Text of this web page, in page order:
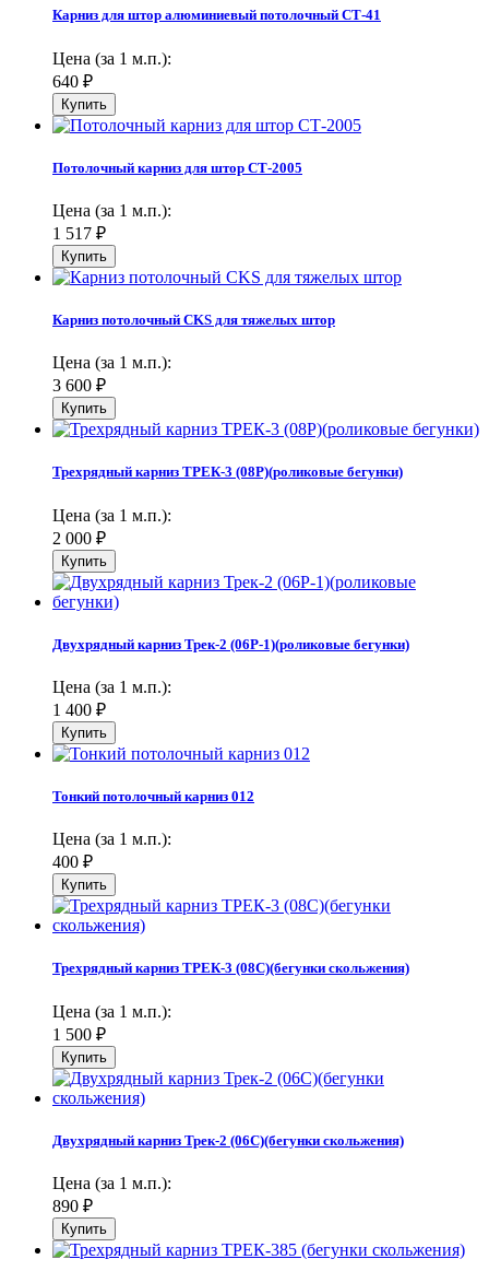
Карниз для штор алюминиевый потолочный СТ-41
Цена (за 1 м.п.):
640 ₽
Потолочный карниз для штор СТ-2005
Цена (за 1 м.п.):
1 517 ₽
Карниз потолочный CKS для тяжелых штор
Цена (за 1 м.п.):
3 600 ₽
Трехрядный карниз ТРЕК-3 (08Р)(роликовые бегунки)
Цена (за 1 м.п.):
2 000 ₽
Двухрядный карниз Трек-2 (06Р-1)(роликовые бегунки)
Цена (за 1 м.п.):
1 400 ₽
Тонкий потолочный карниз 012
Цена (за 1 м.п.):
400 ₽
Трехрядный карниз ТРЕК-3 (08С)(бегунки скольжения)
Цена (за 1 м.п.):
1 500 ₽
Двухрядный карниз Трек-2 (06С)(бегунки скольжения)
Цена (за 1 м.п.):
890 ₽